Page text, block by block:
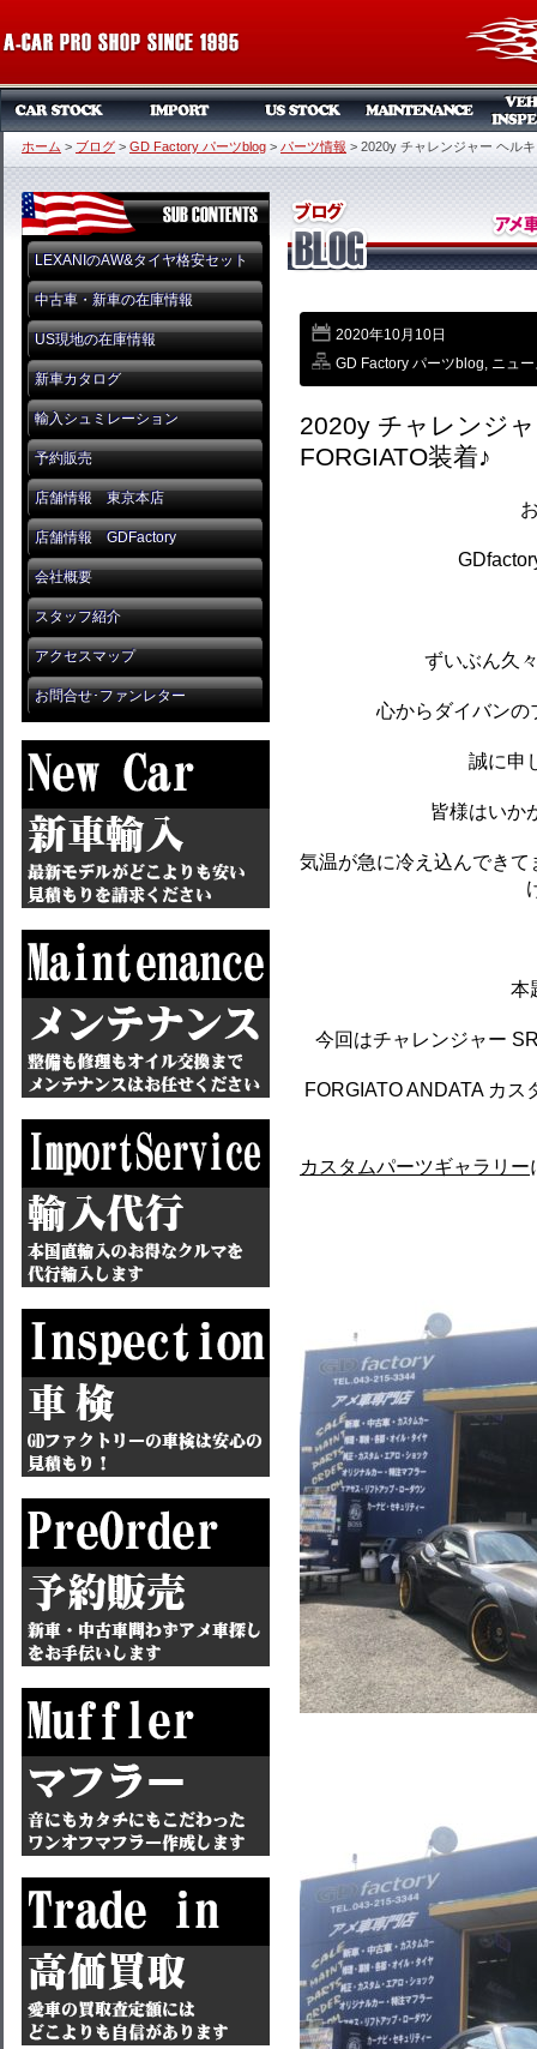
ホーム > ブログ > GD Factory パーツblog > パーツ情報 > 2020y チャレンジャー ヘル
LEXANIのAW&タイヤ格安セット
中古車・新車の在庫情報
US現地の在庫情報
新車カタログ
輸入シュミレーション
予約販売
店舗情報 東京本店
店舗情報 GDFactory
会社概要
スタッフ紹介
アクセスマップ
お問合せ･ファンレター
2020年10月10日
GD Factory パーツblog, ニュ
2020y チャレンジ
FORGIATO装着♪
ずいぶん久
心からダイバンの
誠に申
皆様はいか
気温が急に冷え込んでき
本
今回はチャレンジャー
FORGIATO ANDATA カ
カスタムパーツギャラリー